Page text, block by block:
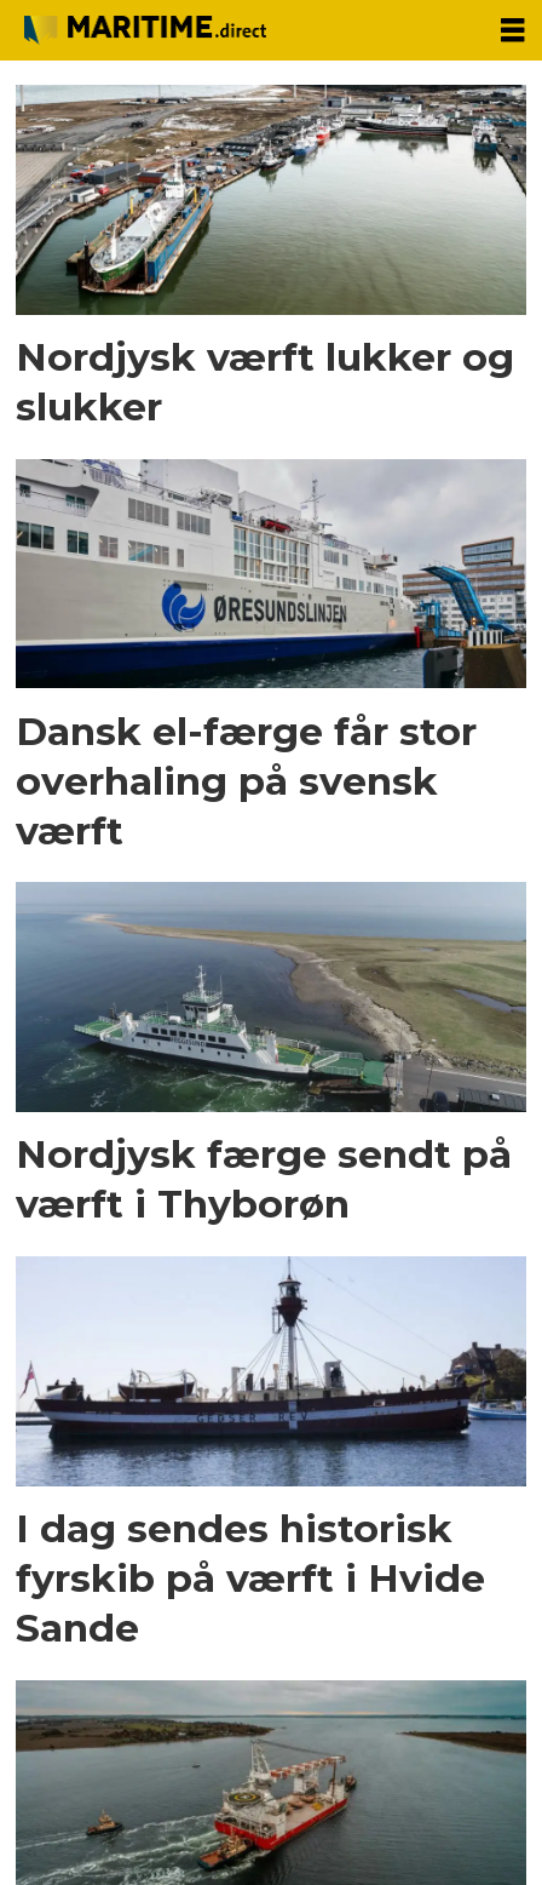
Tag:
værft
Nordjysk værft lukker og
slukker
Dansk el-færge får stor
overhaling på svensk
værft
Nordjysk færge sendt på
værft i Thyborøn
I dag sendes historisk
fyrskib på værft i Hvide
Sande